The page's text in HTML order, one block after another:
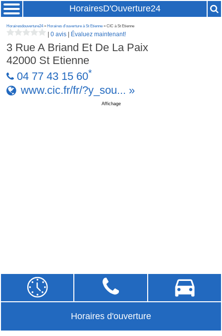
HorairesD'Ouverture24
Horairesdouverture24» Horaires d'ouverture à St Etienne » CIC à St Etienne
|0 avis Évaluez maintenant!
3 Rue A Briand Et De La Paix
42000 St Etienne
04 77 43 15 60*
www.cic.fr/fr/?y_sou... »
Affichage
Horaires d'ouverture